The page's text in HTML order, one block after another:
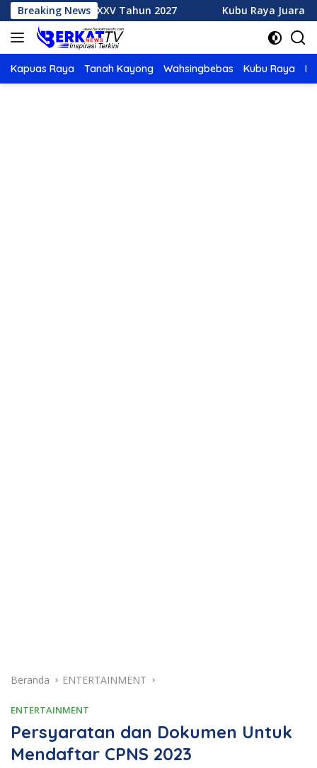
Langsung
ke
konten
Breaking News
XXXV Tahun 2027 Kubu Raya Juara Umum MTQ
Kapuas Raya Tanah Kayong Wahsingbebas Kubu Raya
Beranda ENTERTAINMENT
ENTERTAINMENT
Persyaratan dan Dokumen Untuk
Mendaftar CPNS 2023